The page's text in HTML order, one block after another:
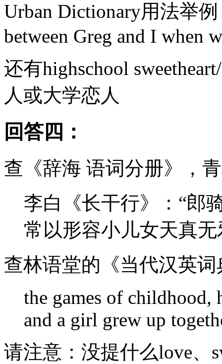
Urban Dictionary用法举
between Greg and I when
还有highschool
人或大学恋人
回答四：
查《辞海 语词分册》，
李白《长干行》：“郎
常以形容小儿女天真
查林语堂的《当代汉英
the games of childhood,
and a girl grew up
请注意：没提什么love、